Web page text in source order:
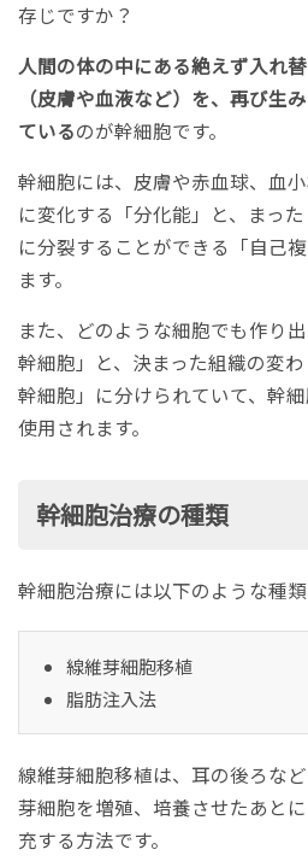
存じですか？
人間の体の中にある絶えず入れ
（皮膚や血液など）を、再び生
ているのが幹細胞です。
幹細胞には、皮膚や赤血球、血
に変化する「分化能」と、まっ
に分裂することができる「自己
ます。
また、どのような細胞でも作り
幹細胞」と、決まった組織の変
幹細胞」に分けられていて、幹
使用されます。
幹細胞治療の種類
幹細胞治療には以下のような種類
線維芽細胞移植
脂肪注入法
線維芽細胞移植は、耳の後ろな
芽細胞を増殖、培養させたあと
充する方法です。